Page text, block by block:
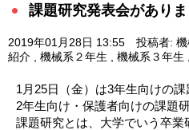
課題研究発表会がありま
2019年01月28日 13:55 投稿者:
紹介
機械系２年生 機械系３年生
1月25日（金）は3年生向けの
2年生向け・保護者向けの課題
課題研究とは、大学でいう卒